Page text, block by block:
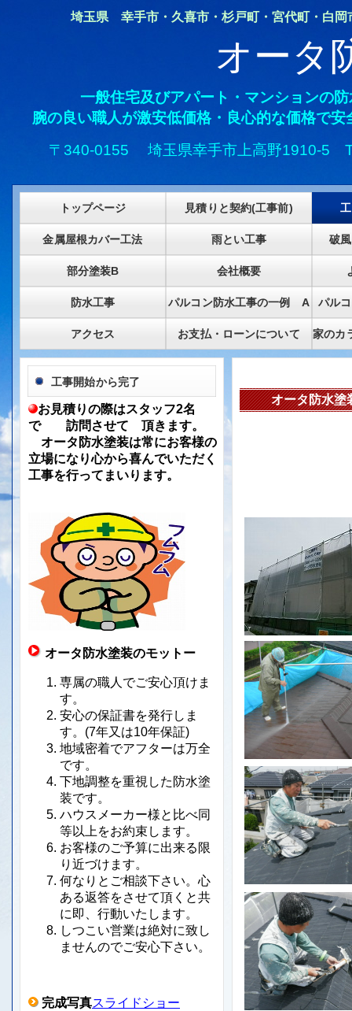
埼玉県 幸手市・久喜市・杉戸町・宮代町・白岡市
オータ
一般住宅及びアパート・マンションの
腕の良い職人が激安低価格・良心的な価格で
〒340-0155 埼玉県幸手市上高野1910-5
トップページ 見積りと契約(工事前)
金属屋根カバー工法 雨とい工事 破
部分塗装B 会社概要
防水工事 パルコン防水工事の一例 A パル
アクセス お支払・ローンについて 家のカ
オータ防水塗
工事開始から完了
お見積りの際はスタッフ2名
で 訪問させて 頂きます。
オータ防水塗装は常にお客様の
立場になり心から喜んでいただく
工事を行ってまいります。
オータ防水塗装のモットー
専属の職人でご安心頂けま
す。
安心の保証書を発行しま
す。(7年又は10年保証)
地域密着でアフターは万全
です。
下地調整を重視した防水塗
装です。
ハウスメーカー様と比べ同
等以上をお約束します。
お客様のご予算に出来る限
り近づけます。
何なりとご相談下さい。心
ある返答をさせて頂くと共
に即、行動いたします。
しつこい営業は絶対に致し
ませんのでご安心下さい。
完成写真スライドショー